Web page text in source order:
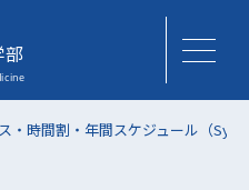
部
・時間割・年間スケジュール（